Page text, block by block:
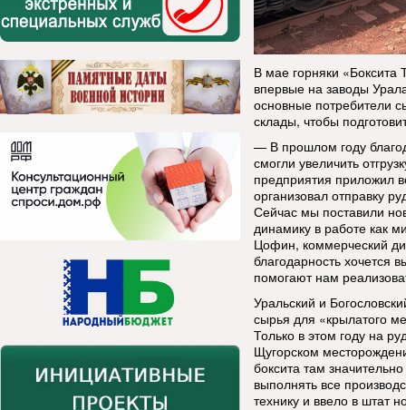
В мае горняки
впервые на заводы
основные потребители
склады, чтобы
— В прошлом году
смогли увеличить
предприятия приложил
организовал отправку
Сейчас мы поставили
динамику в работе как
Цофин, коммерческий
благодарность хочется
помогают нам
Уральский и
сырья для «крылатого
Только в этом году на
Щугорском
боксита там
выполнять все
технику и ввело в штат